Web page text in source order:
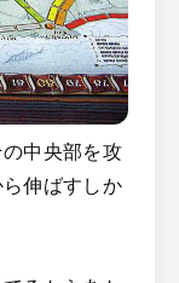
中央部を攻
伸ばすしか